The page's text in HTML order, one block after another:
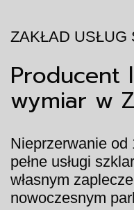
ZAKŁAD USŁUG
Producent
wymiar w
Nieprzerwanie od
pełne usługi
własnym
nowoczesnym